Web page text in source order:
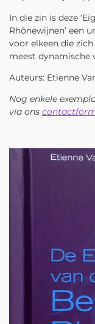
In die zin is deze
Rhônewijnen’ een
voor elkeen die
meest dynamische
Auteurs: Etienne
Nog enkele
via ons